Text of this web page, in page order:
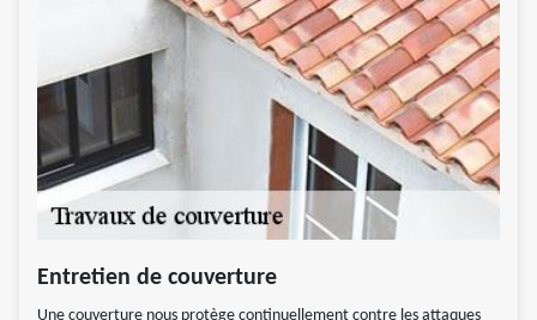
Entretien de couverture
Une couverture nous protège continuellement contre les attaques